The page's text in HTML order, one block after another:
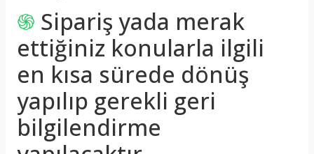
֍ Sipariş yada merak
ettiğiniz konularla ilgili
en kısa sürede dönüş
yapılıp gerekli geri
bilgilendirme